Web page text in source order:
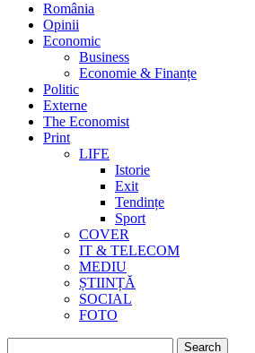
România
Opinii
Economic
Business
Economie & Finanțe
Politic
Externe
The Economist
Print
LIFE
Istorie
Exit
Tendințe
Sport
COVER
IT & TELECOM
MEDIU
ȘTIINȚĂ
SOCIAL
FOTO